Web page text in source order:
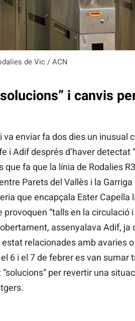
de Vic / ACN
i canvis
enviar fa dos dies un inusual
i Adif després d’haver detectat
que fa que la línia de Rodalies
Parets del Vallès i la Garriga
que encapçala Ester Capella
provoquen “talls en la circulació
assenyalava Adif, ja
relacionades amb avaries
6 i el 7 de febrer es van sumar
per revertir una